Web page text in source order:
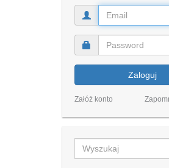
Zaloguj
Załóż konto